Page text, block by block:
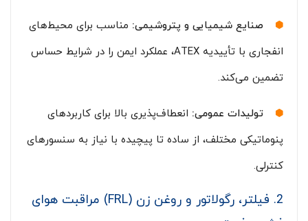
صنایع شیمیایی و پتروشیمی: مناسب برای محیط‌های
انفجاری با تأییدیه ATEX، عملکرد ایمن را در شرایط حساس
تضمین می‌کند.
تولیدات عمومی: انعطاف‌پذیری بالا برای کاربردهای
پنوماتیکی مختلف، از ساده تا پیچیده با نیاز به سنسورهای
کنترلی.
2. فیلتر، رگولاتور و روغن زن (FRL) مراقبت هوای